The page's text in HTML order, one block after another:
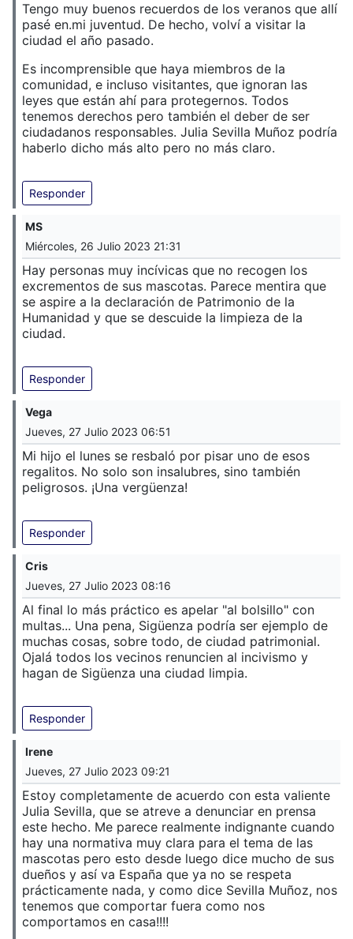
Tengo muy buenos recuerdos de los veranos que allí
pasé en.mi juventud. De hecho, volví a visitar la
ciudad el año pasado.
Es incomprensible que haya miembros de la
comunidad, e incluso visitantes, que ignoran las
leyes que están ahí para protegernos. Todos
tenemos derechos pero también el deber de ser
ciudadanos responsables. Julia Sevilla Muñoz podría
haberlo dicho más alto pero no más claro.
Responder
MS
Miércoles, 26 Julio 2023 21:31
Hay personas muy incívicas que no recogen los
excrementos de sus mascotas. Parece mentira que
se aspire a la declaración de Patrimonio de la
Humanidad y que se descuide la limpieza de la
ciudad.
Responder
Vega
Jueves, 27 Julio 2023 06:51
Mi hijo el lunes se resbaló por pisar uno de esos
regalitos. No solo son insalubres, sino también
peligrosos. ¡Una vergüenza!
Responder
Cris
Jueves, 27 Julio 2023 08:16
Al final lo más práctico es apelar "al bolsillo" con
multas... Una pena, Sigüenza podría ser ejemplo de
muchas cosas, sobre todo, de ciudad patrimonial.
Ojalá todos los vecinos renuncien al incivismo y
hagan de Sigüenza una ciudad limpia.
Responder
Irene
Jueves, 27 Julio 2023 09:21
Estoy completamente de acuerdo con esta valiente
Julia Sevilla, que se atreve a denunciar en prensa
este hecho. Me parece realmente indignante cuando
hay una normativa muy clara para el tema de las
mascotas pero esto desde luego dice mucho de sus
dueños y así va España que ya no se respeta
prácticamente nada, y como dice Sevilla Muñoz, nos
tenemos que comportar fuera como nos
comportamos en casa!!!!